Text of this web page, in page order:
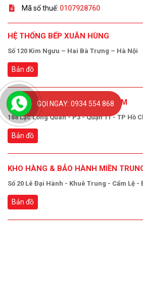
Mã số thuế: 0107928760
HỆ THỐNG BẾP XUÂN HÙNG
Số 120 Kim Ngưu – Hai Bà Trưng – Hà Nội
Bản đồ
KHO HÀNG & BẢO HÀNH TP.HCM
188 Lạc Long Quân - P3 - Quận 11 - TP Hồ
Bản đồ
KHO HÀNG & BẢO HÀNH MIỀN
Số 20 Lê Đại Hành - Khuê Trung - Cẩm Lệ -
Bản đồ
GỌI NGAY: 0934 554 868